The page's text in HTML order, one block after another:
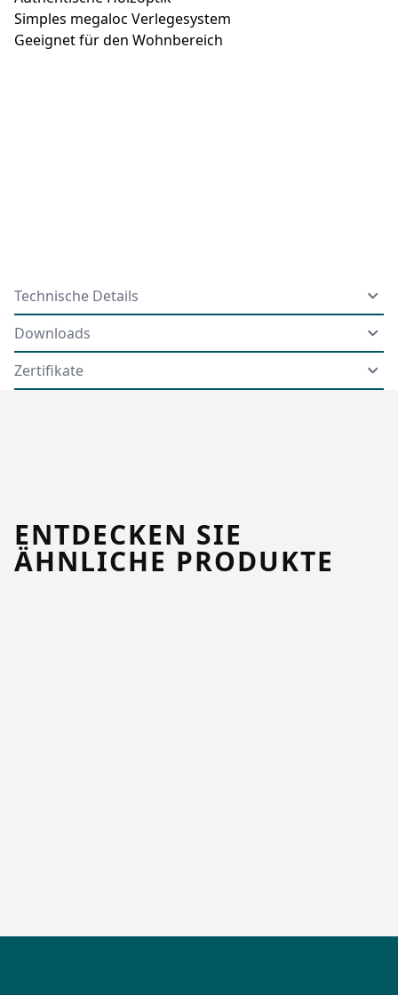
Simples megaloc Verlegesystem
Geeignet für den Wohnbereich
Technische Details
Downloads
Zertifikate
ENTDECKEN SIE
ÄHNLICHE PRODUKTE